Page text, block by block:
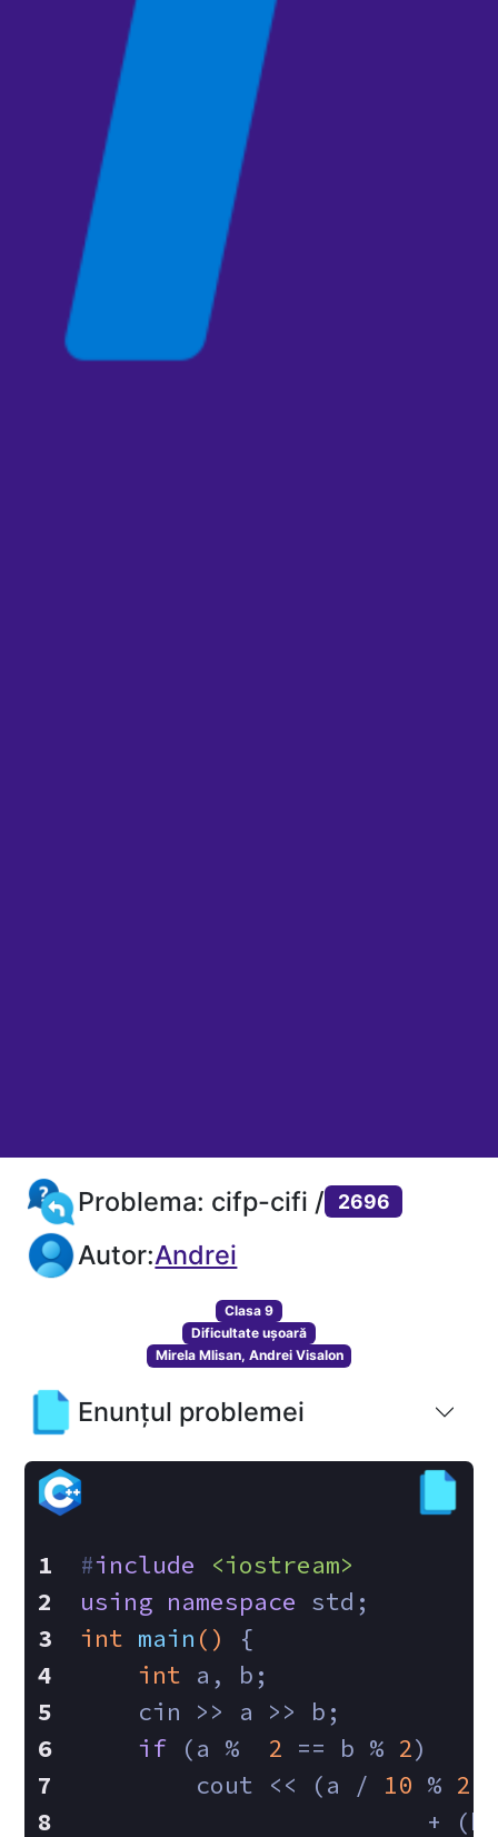
Problema: cifp-cifi / 2696
Autor:Andrei
Clasa 9
Dificultate ușoară
Mirela Mlisan, Andrei Visalon
Enunțul problemei
#include
<iostream>
using namespace std;
int main ()
{
int a, b;
    cin >> a >> b;
if (a % 2 == b % 2)
        cout << (a /
10 % 2